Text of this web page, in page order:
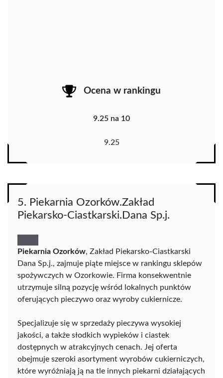
Ocena w rankingu
9.25 na 10
9.25
5. Piekarnia Ozorków.Zakład
Piekarsko-Ciastkarski.Dana Sp.j.
Piekarnia Ozorków, Zakład Piekarsko-Ciastkarski
Dana Sp.j., zajmuje piąte miejsce w rankingu sklepów
spożywczych w Ozorkowie. Firma konsekwentnie
utrzymuje silną pozycję wśród lokalnych punktów
oferujących pieczywo oraz wyroby cukiernicze.
Specjalizuje się w sprzedaży pieczywa wysokiej
jakości, a także słodkich wypieków i ciastek
dostępnych w atrakcyjnych cenach. Jej oferta
obejmuje szeroki asortyment wyrobów cukierniczych,
które wyróżniają ją na tle innych piekarni działających